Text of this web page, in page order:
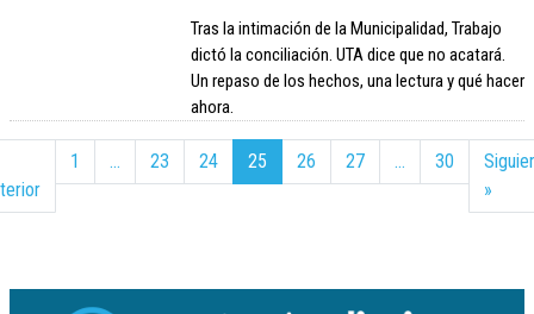
Tras la intimación de la Municipalidad, Trabajo
dictó la conciliación. UTA dice que no acatará.
Un repaso de los hechos, una lectura y qué hacer
ahora.
1 … 23 24 25 26 27 … 30
»